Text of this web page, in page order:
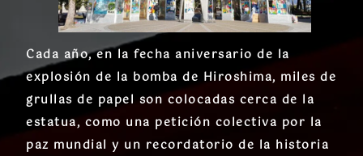
Cada año, en la fecha aniversario de la
explosión de la bomba de Hiroshima, miles de
grullas de papel son colocadas cerca de la
estatua, como una petición colectiva por la
paz mundial y un recordatorio de la historia